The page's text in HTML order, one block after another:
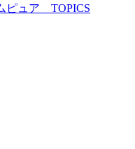
ピュア TOPICS